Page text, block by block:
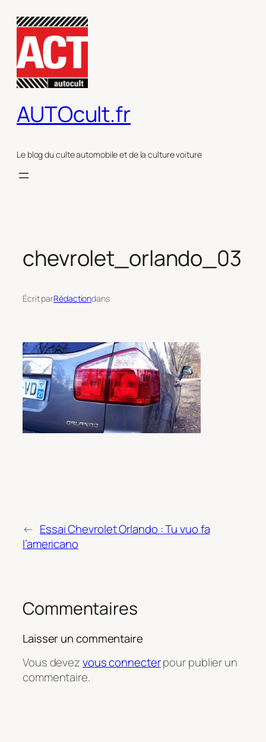
contenu
AUTOcult.fr
Le blog du culte automobile et de la culture voiture
chevrolet_orlando_03
Écrit parRédactiondans
← Essai Chevrolet Orlando : Tu vuo fa
l’americano
Commentaires
Laisser un commentaire
Vous devezvous connecterpour publier un
commentaire.